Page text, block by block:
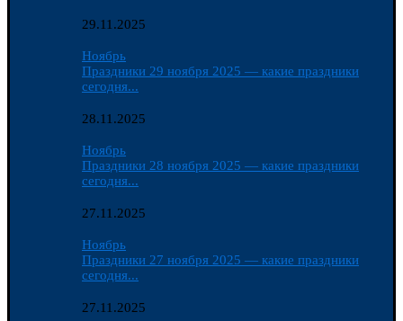
29.11.2025
Ноябрь
Праздники 29 ноября 2025 — какие праздники
сегодня...
28.11.2025
Ноябрь
Праздники 28 ноября 2025 — какие праздники
сегодня...
27.11.2025
Ноябрь
Праздники 27 ноября 2025 — какие праздники
сегодня...
27.11.2025